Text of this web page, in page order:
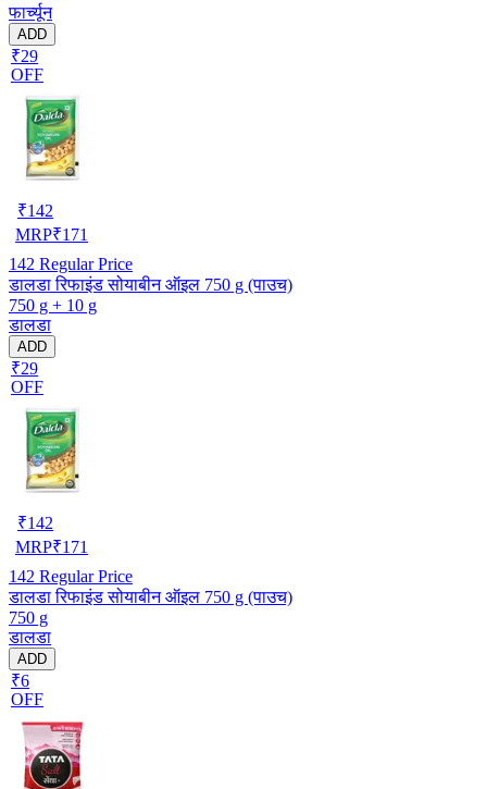
फार्च्यून
ADD
₹29
OFF
₹142
MRP₹171
142 Regular Price
डालडा रिफाइंड सोयाबीन ऑइल 750 g (पाउच)
750 g + 10 g
डालडा
ADD
₹29
OFF
₹142
MRP₹171
142 Regular Price
डालडा रिफाइंड सोयाबीन ऑइल 750 g (पाउच)
750 g
डालडा
ADD
₹6
OFF